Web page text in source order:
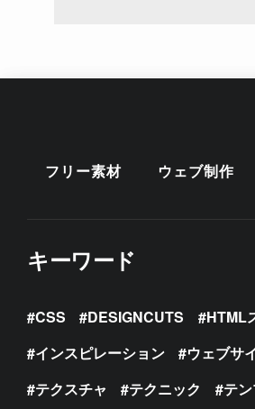
フリー素材 ウェブ制作
キーワード
CSS DESIGNCUTS HTML
インスピレーション
ウェブサ
テクスチャ
テクニック テ